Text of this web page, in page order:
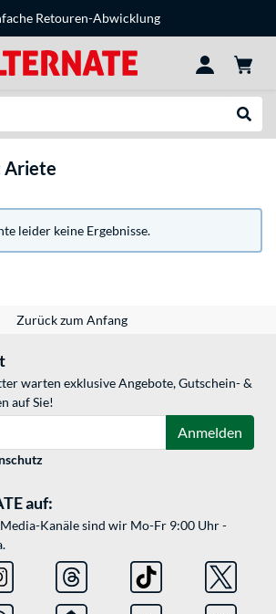
Retouren-Abwicklung
Ariete
leider keine Ergebnisse.
Zurück zum Anfang
warten exklusive Angebote, Gutschein- &
auf Sie!
Anmelden
auf:
Kanäle sind wir Mo-Fr 9:00 Uhr -